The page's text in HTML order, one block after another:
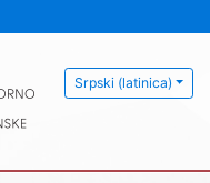
Srpski (latinica)